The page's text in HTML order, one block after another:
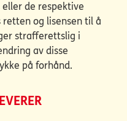
de respektive
og lisensen til å
strafferettslig i
av disse
på forhånd.